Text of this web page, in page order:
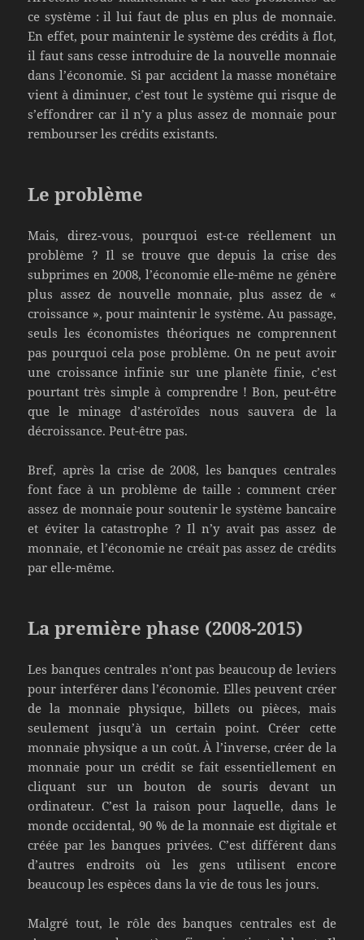
ce système : il lui faut de plus en plus de monnaie.
En effet, pour maintenir le système des crédits à flot,
il faut sans cesse introduire de la nouvelle monnaie
dans l’économie. Si par accident la masse monétaire
vient à diminuer, c’est tout le système qui risque de
s’effondrer car il n’y a plus assez de monnaie pour
rembourser les crédits existants.
Le problème
Mais, direz-vous, pourquoi est-ce réellement un
problème ? Il se trouve que depuis la crise des
subprimes en 2008, l’économie elle-même ne génère
plus assez de nouvelle monnaie, plus assez de «
croissance », pour maintenir le système. Au passage,
seuls les économistes théoriques ne comprennent
pas pourquoi cela pose problème. On ne peut avoir
une croissance infinie sur une planète finie, c’est
pourtant très simple à comprendre ! Bon, peut-être
que le minage d’astéroïdes nous sauvera de la
décroissance. Peut-être pas.
Bref, après la crise de 2008, les banques centrales
font face à un problème de taille : comment créer
assez de monnaie pour soutenir le système bancaire
et éviter la catastrophe ? Il n’y avait pas assez de
monnaie, et l’économie ne créait pas assez de crédits
par elle-même.
La première phase (2008-2015)
Les banques centrales n’ont pas beaucoup de leviers
pour interférer dans l’économie. Elles peuvent créer
de la monnaie physique, billets ou pièces, mais
seulement jusqu’à un certain point. Créer cette
monnaie physique a un coût. À l’inverse, créer de la
monnaie pour un crédit se fait essentiellement en
cliquant sur un bouton de souris devant un
ordinateur. C’est la raison pour laquelle, dans le
monde occidental, 90 % de la monnaie est digitale et
créée par les banques privées. C’est différent dans
d’autres endroits où les gens utilisent encore
beaucoup les espèces dans la vie de tous les jours.
Malgré tout, le rôle des banques centrales est de